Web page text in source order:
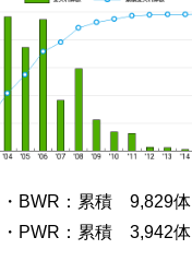
・BWR：累積 9,829体
・PWR：累積 3,942体